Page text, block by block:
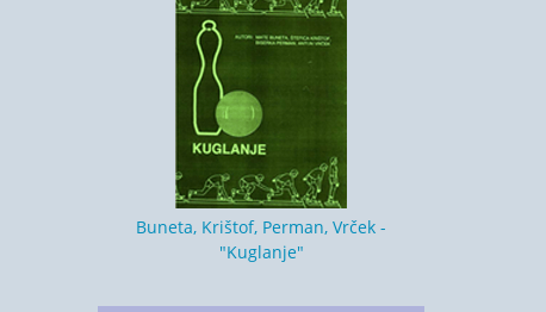
Buneta, Krištof, Perman, Vrček -
"Kuglanje"